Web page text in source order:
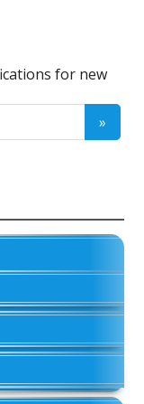
for new